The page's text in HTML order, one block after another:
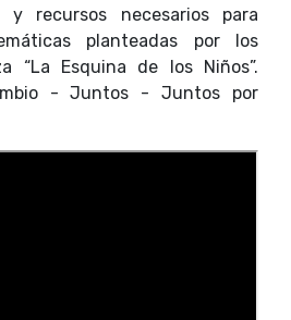
recursos necesarios para
planteadas por los
“La Esquina de los Niños”.
- Juntos - Juntos por